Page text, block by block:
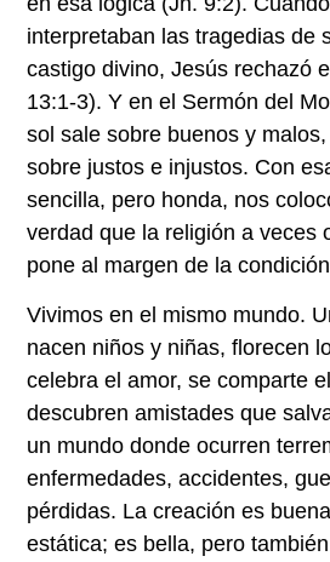
interpretaban las tragedias de
castigo divino, Jesús rechazó
13:1-3). Y en el Sermón del
sol sale sobre buenos y
sobre justos e injustos. Con
sencilla, pero honda, nos
verdad que la religión a veces
pone al margen de la
Vivimos en el mismo mundo.
nacen niños y niñas, florecen
celebra el amor, se comparte
descubren amistades que
un mundo donde ocurren
enfermedades, accidentes,
pérdidas. La creación es
estática; es bella, pero